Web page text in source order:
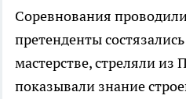
Соревнования
претенденты
мастерстве, стреляли из
показывали знание